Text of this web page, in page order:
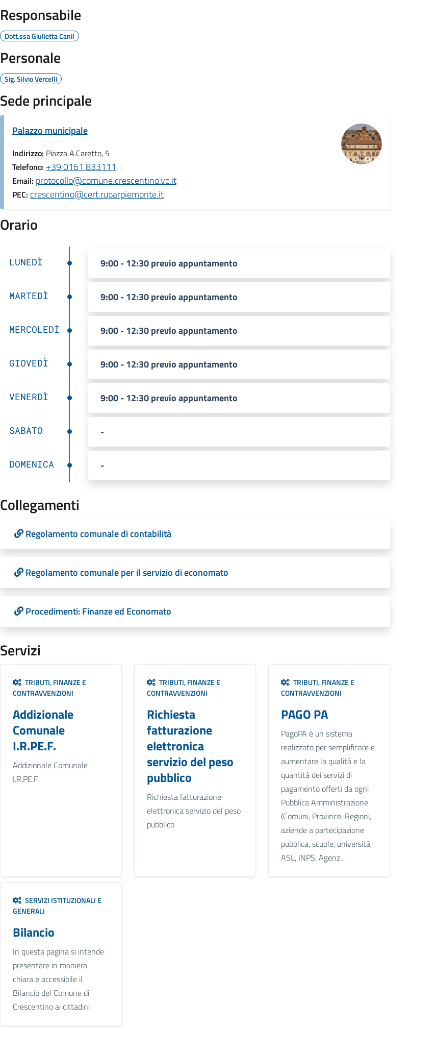
Responsabile
Dott.ssa Giulietta Canil
Personale
Sig. Silvio Vercelli
Sede principale
Palazzo municipale
Indirizzo: Piazza A.Caretto, 5
Telefono: +39 0161 833111
Email: protocollo@comune.crescentino.vc.it
PEC: crescentino@cert.ruparpiemonte.it
Orario
LUNEDÌ 9:00 - 12:30 previo appuntamento
MARTEDÌ 9:00 - 12:30 previo appuntamento
MERCOLEDÌ 9:00 - 12:30 previo appuntamento
GIOVEDÌ 9:00 - 12:30 previo appuntamento
VENERDÌ 9:00 - 12:30 previo appuntamento
SABATO -
DOMENICA -
Collegamenti
Regolamento comunale di contabilità
Regolamento comunale per il servizio di economato
Procedimenti: Finanze ed Economato
Servizi
TRIBUTI, FINANZE E
CONTRAVVENZIONI
Addizionale
Comunale
I.R.PE.F.
Addizionale Comunale
I.R.PE.F.
TRIBUTI, FINANZE E
CONTRAVVENZIONI
Richiesta
fatturazione
elettronica
servizio del peso
pubblico
Richiesta fatturazione
elettronica servizio del peso
pubblico
TRIBUTI, FINANZE E
CONTRAVVENZIONI
PAGO PA
PagoPA è un sistema
realizzato per semplificare e
aumentare la qualità e la
quantità dei servizi di
pagamento offerti da ogni
Pubblica Amministrazione
(Comuni, Province, Regioni,
aziende a partecipazione
pubblica, scuole, università,
ASL, INPS, Agenz...
SERVIZI ISTITUZIONALI E
GENERALI
Bilancio
In questa pagina si intende
presentare in maniera
chiara e accessibile il
Bilancio del Comune di
Crescentino ai cittadini